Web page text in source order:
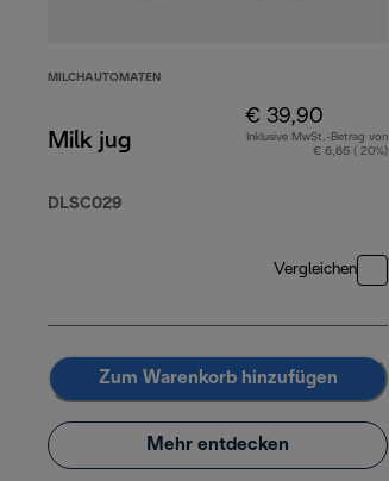
MILCHAUTOMATEN
Milk jug
DLSC029
€ 39,90
Inklusive MwSt.-Betrag von
€ 6,65 ( 20%)
Vergleichen
Zum Warenkorb hinzufügen
Mehr entdecken